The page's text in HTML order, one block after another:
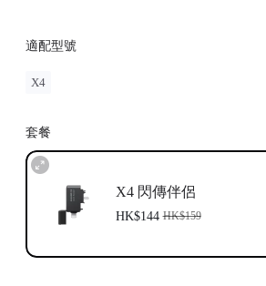
適配型號
X4
套餐
X4 閃傳伴侶
HK$144 HK$159